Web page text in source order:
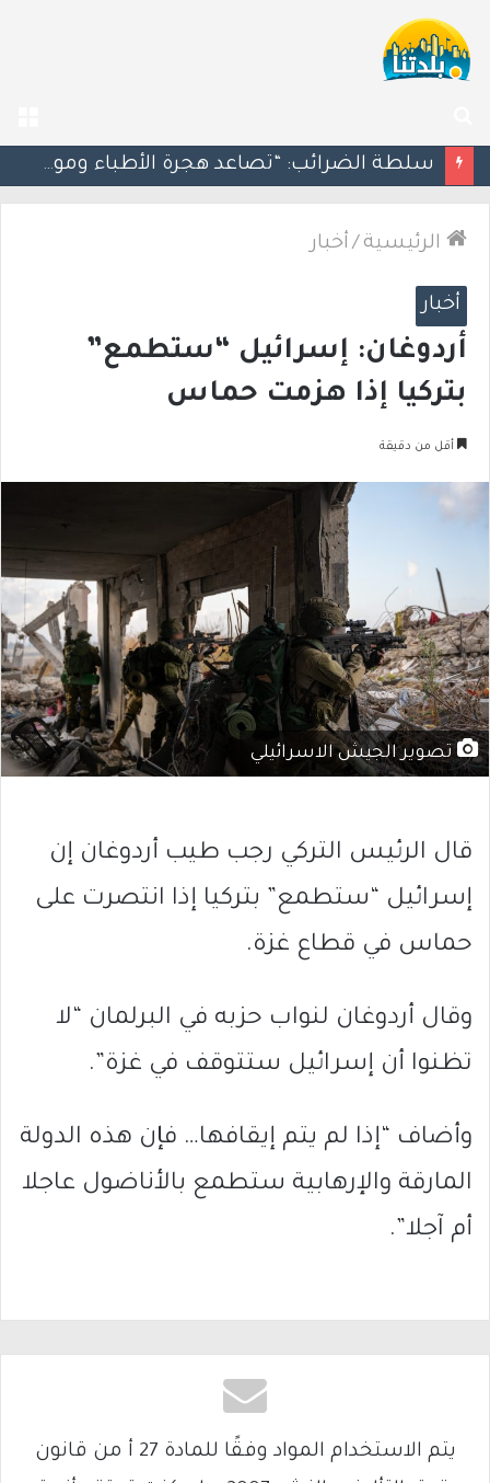
عن
مسؤول إسرائيلي: الحكومة اللبنانية وافقت على وجود الجيش الإسرائيلي داخل أراضيها
الرئيسية / أخبار
أخبار
أردوغان: إسرائيل “ستطمع”
بتركيا إذا هزمت حماس
أقل من دقيقة
تصوير الجيش الاسرائيلي
قال الرئيس التركي رجب طيب أردوغان إن
إسرائيل “ستطمع” بتركيا إذا انتصرت على
حماس في قطاع غزة.
وقال أردوغان لنواب حزبه في البرلمان “لا
تظنوا أن إسرائيل ستتوقف في غزة”.
وأضاف “إذا لم يتم إيقافها… فإن هذه الدولة
المارقة والإرهابية ستطمع بالأناضول عاجلا
أم آجلا”.
يتم الاستخدام المواد وفقًا للمادة 27 أ من قانون